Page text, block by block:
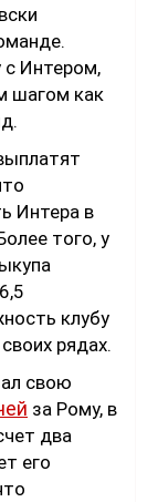
с Интером,
шагом как
Интера в
того, у
клубу
рядах.
свою
за Рому, в
два
его